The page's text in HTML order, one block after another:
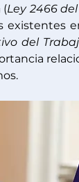
(Ley 2466
existentes
del